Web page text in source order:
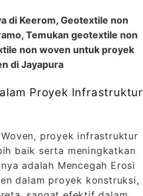
di Keerom, Geotextile non
Temukan geotextile non
non woven untuk proyek
di Jayapura
Proyek Infrastruktur
proyek infrastruktur
baik serta meningkatkan
adalah Mencegah Erosi
dalam proyek konstruksi,